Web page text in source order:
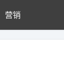
营销